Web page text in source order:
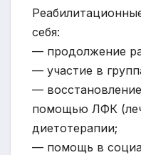
себя:
— продолжение
— участие в
—
помощью ЛФК
диетотерапии;
— помощь в